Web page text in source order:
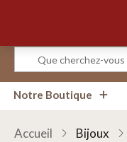
Notre Boutique
Accueil Bijoux